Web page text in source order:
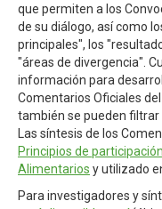
que permiten a los
de su diálogo, así como
principales", los
"áreas de divergencia".
información para
Comentarios Oficiales
también se pueden filtrar
Las síntesis de los
Principios de
Alimentarios y utilizado
Para investigadores y